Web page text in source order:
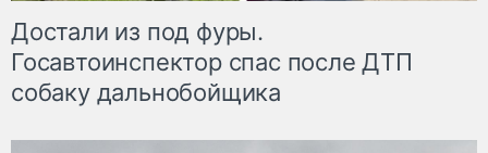
Достали из под фуры.
Госавтоинспектор спас после ДТП
собаку дальнобойщика